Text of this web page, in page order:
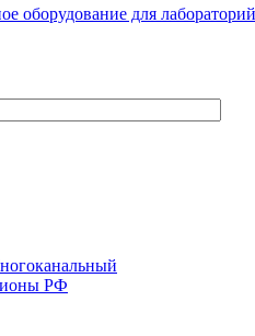
оборудование для лабораторий
РФ